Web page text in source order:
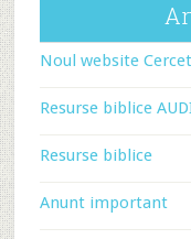
Noul website
Resurse biblice
Resurse biblice
Anunt important